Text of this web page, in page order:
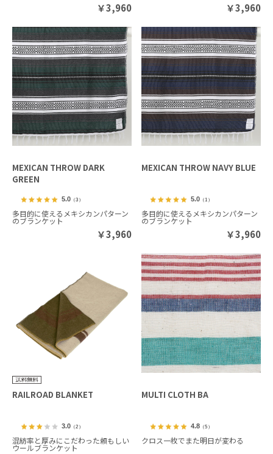
￥3,960 ￥3,960
MEXICAN THROW DARK
GREEN
5.0（3）
多目的に使えるメキシカンパターン
のブランケット
￥3,960
MEXICAN THROW NAVY BLUE
5.0 （1）
多目的に使えるメキシカンパターン
のブランケット
￥3,960
RAILROAD BLANKET
3.0（2）
混紡率と厚みにこだわった頼もしい
ウールブランケット
MULTI CLOTH BA
4.8 （5）
クロス一枚でまた明日が変わる